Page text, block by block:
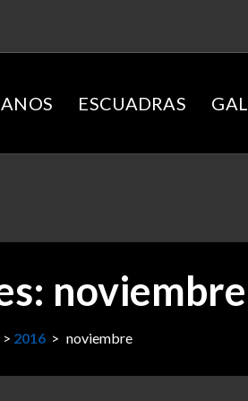
ESCUADRAS
> 2016> noviembre